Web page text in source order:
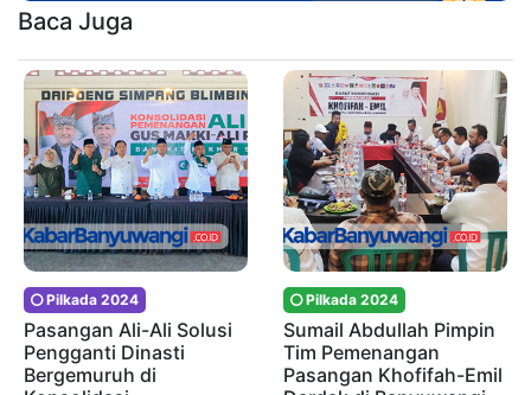
Baca Juga
Pilkada 2024
Pasangan Ali-Ali Solusi
Pengganti Dinasti
Bergemuruh di
Pilkada 2024
Sumail Abdullah Pimpin
Tim Pemenangan
Pasangan Khofifah-Emil